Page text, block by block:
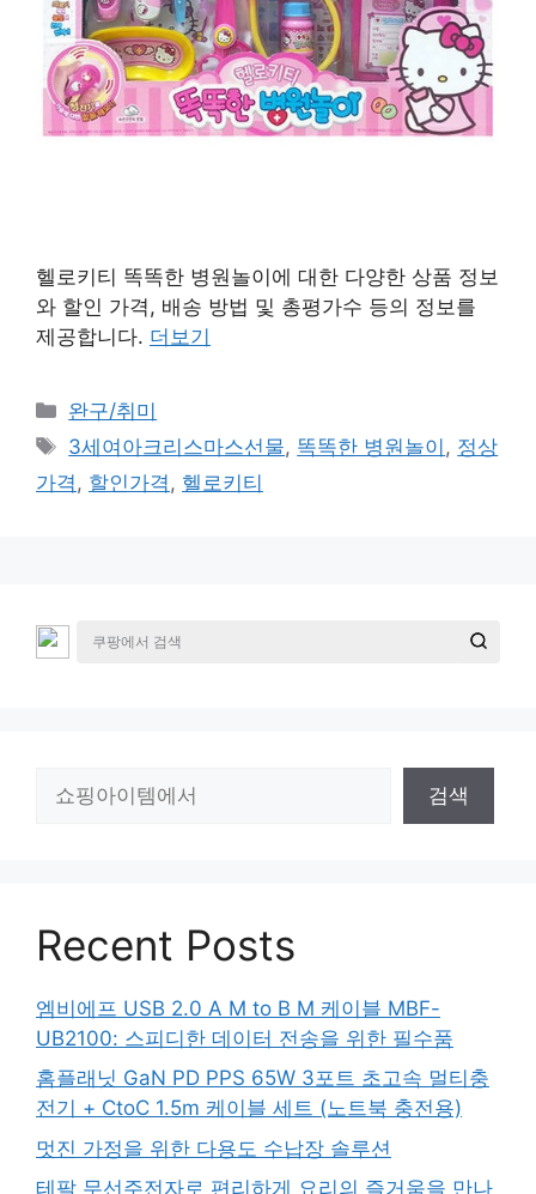
헬로키티 똑똑한 병원놀이에 대한 다양한 상품 정보
와 할인 가격, 배송 방법 및 총평가수 등의 정보를
제공합니다. 더보기
카
테
리
완구/취미
태
그
3세여아크리스마스선물, 똑똑한 병원놀이 , 정상
가격 , 할인가격 , 헬로키티
검색
Recent Posts
엠비에프 USB 2.0 A M to B M 케이블 MBF-
UB2100: 스피디한 데이터 전송을 위한 필수품
홈플래닛 GaN PD PPS 65W 3포트 초고속 멀티충
전기 + CtoC 1.5m 케이블 세트 (노트북 충전용)
멋진 가정을 위한 다용도 수납장 솔루션
테팔 무선주전자로 편리하게 요리의 즐거움을 만나